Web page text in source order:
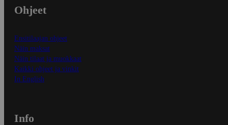
Ohjeet
Ensitilaajan ohjeet
Näin maksat
Näin tilaat ja muokkaat
Kaikki ohjeet ja vinkit
In English
Info